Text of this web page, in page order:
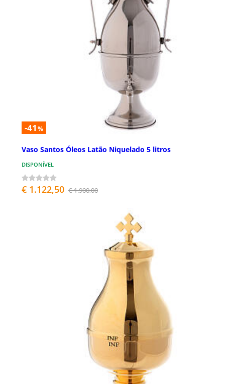
-41 %
Vaso Santos Óleos Latão Niquelado 5 litros
DISPONÍVEL
€ 1.122,50 € 1.900,00